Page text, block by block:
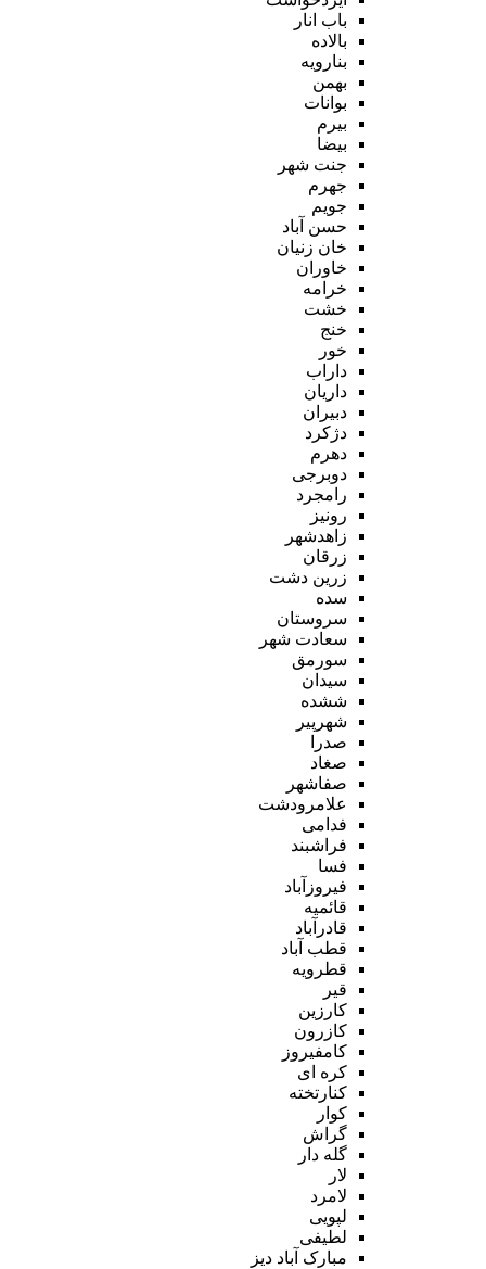
باب انار
بالاده
بنارویه
بهمن
بوانات
بیرم
بیضا
جنت شهر
جهرم
جویم
حسن آباد
خان زنیان
خاوران
خرامه
خشت
خنج
خور
داراب
داریان
دبیران
دژکرد
دهرم
دوبرجی
رامجرد
رونیز
زاهدشهر
زرقان
زرین دشت
سده
سروستان
سعادت شهر
سورمق
سیدان
ششده
شهرپیر
صدرا
صغاد
صفاشهر
علامرودشت
فدامی
فراشبند
فسا
فیروزآباد
قائمیه
قادرآباد
قطب آباد
قطرویه
قیر
کارزین
کازرون
کامفیروز
کره ای
کنارتخته
کوار
گراش
گله دار
لار
لامرد
لپویی
لطیفی
مبارک آباد دیز